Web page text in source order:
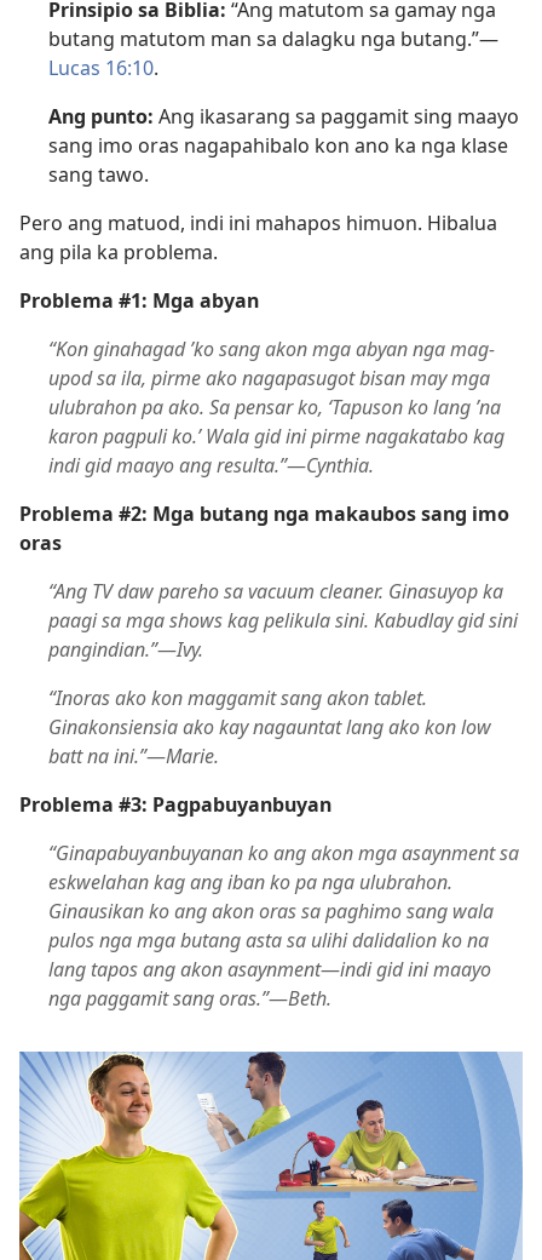
Prinsipio sa Biblia: “Ang matutom sa gamay nga
butang matutom man sa dalagku nga butang.”—
Lucas 16:10.
Ang punto: Ang ikasarang sa paggamit sing maayo
sang imo oras nagapahibalo kon ano ka nga klase
sang tawo.
Pero ang matuod, indi ini mahapos himuon. Hibalua
ang pila ka problema.
Problema #1: Mga abyan
“Kon ginahagad ’ko sang akon mga abyan nga mag-
upod sa ila, pirme ako nagapasugot bisan may mga
ulubrahon pa ako. Sa pensar ko, ‘Tapuson ko lang ’na
karon pagpuli ko.’ Wala gid ini pirme nagakatabo kag
indi gid maayo ang resulta.”—Cynthia.
Problema #2: Mga butang nga makaubos sang imo
oras
“Ang TV daw pareho sa vacuum cleaner. Ginasuyop ka
paagi sa mga shows kag pelikula sini. Kabudlay gid sini
pangindian.”—Ivy.
“Inoras ako kon maggamit sang akon tablet.
Ginakonsiensia ako kay nagauntat lang ako kon low
batt na ini.”—Marie.
Problema #3: Pagpabuyanbuyan
“Ginapabuyanbuyanan ko ang akon mga asaynment sa
eskwelahan kag ang iban ko pa nga ulubrahon.
Ginausikan ko ang akon oras sa paghimo sang wala
pulos nga mga butang asta sa ulihi dalidalion ko na
lang tapos ang akon asaynment—indi gid ini maayo
nga paggamit sang oras.”—Beth.